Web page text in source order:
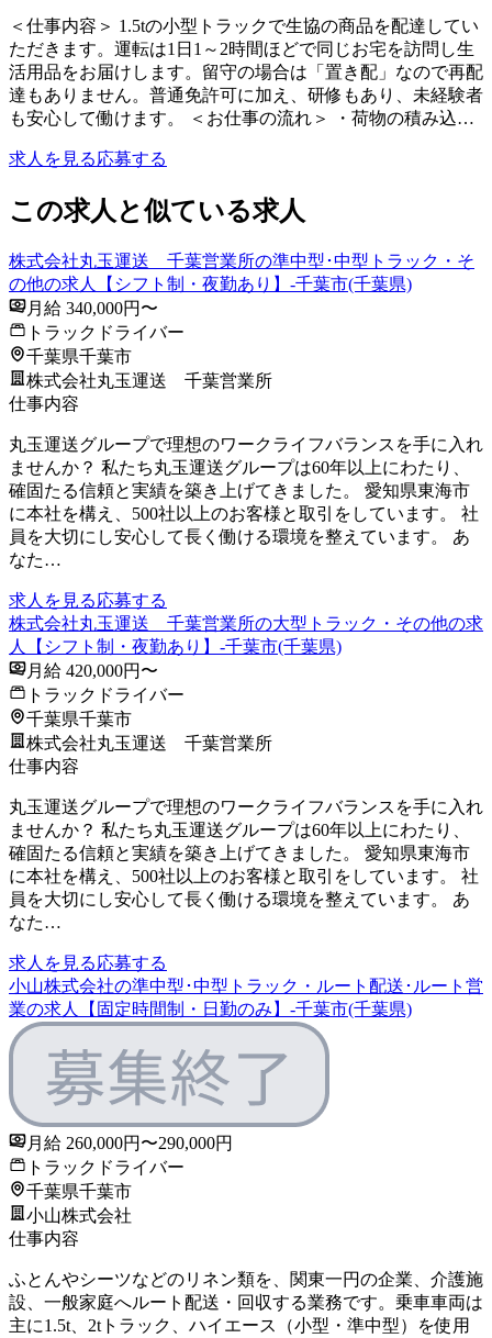
＜仕事内容＞ 1.5tの小型トラックで生協の商品を配達してい
ただきます。運転は1日1～2時間ほどで同じお宅を訪問し生
活用品をお届けします。留守の場合は「置き配」なので再配
達もありません。普通免許可に加え、研修もあり、未経験者
も安心して働けます。 ＜お仕事の流れ＞ ・荷物の積み込…
求人を見る応募する
この求人と似ている求人
株式会社丸玉運送 千葉営業所の準中型･中型トラック・そ
の他の求人【シフト制・夜勤あり】-千葉市(千葉県)
月給 340,000円〜
トラックドライバー
千葉県千葉市
株式会社丸玉運送 千葉営業所
仕事内容
丸玉運送グループで理想のワークライフバランスを手に入れ
ませんか？ 私たち丸玉運送グループは60年以上にわたり、
確固たる信頼と実績を築き上げてきました。 愛知県東海市
に本社を構え、500社以上のお客様と取引をしています。 社
員を大切にし安心して長く働ける環境を整えています。 あ
なた…
求人を見る応募する
株式会社丸玉運送 千葉営業所の大型トラック・その他の求
人【シフト制・夜勤あり】-千葉市(千葉県)
月給 420,000円〜
トラックドライバー
千葉県千葉市
株式会社丸玉運送 千葉営業所
仕事内容
丸玉運送グループで理想のワークライフバランスを手に入れ
ませんか？ 私たち丸玉運送グループは60年以上にわたり、
確固たる信頼と実績を築き上げてきました。 愛知県東海市
に本社を構え、500社以上のお客様と取引をしています。 社
員を大切にし安心して長く働ける環境を整えています。 あ
なた…
求人を見る応募する
小山株式会社の準中型･中型トラック・ルート配送･ルート営
業の求人【固定時間制・日勤のみ】-千葉市(千葉県)
月給 260,000円〜290,000円
トラックドライバー
千葉県千葉市
小山株式会社
仕事内容
ふとんやシーツなどのリネン類を、関東一円の企業、介護施
設、一般家庭へルート配送・回収する業務です。乗車車両は
主に1.5t、2tトラック、ハイエース（小型・準中型）を使用